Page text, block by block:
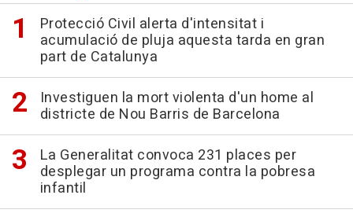
Protecció Civil alerta d'intensitat i
acumulació de pluja aquesta tarda en gran
part de Catalunya
Investiguen la mort violenta d'un home al
districte de Nou Barris de Barcelona
La Generalitat convoca 231 places per
desplegar un programa contra la pobresa
infantil